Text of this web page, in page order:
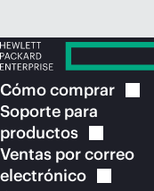
Cómocomprar
Soporte para
productos
Ventas por correo
electrónico